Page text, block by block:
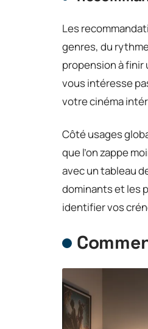
Les
genres, du
propension à finir
vous intéresse
votre cinéma
Côté usages
que l’on zappe
avec un tableau
dominants et les
identifier vos